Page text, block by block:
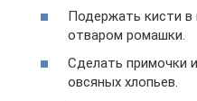
Подержать кисти в
отваром ромашки.
Сделать примочки
овсяных хлопьев.